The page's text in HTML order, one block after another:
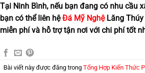
Tại Ninh Bình, nếu bạn đang có nhu cầu
bạn có thể liên hệĐá Mỹ NghệLăng
miễn phí và hỗ trợ tận nơi với chi phí tốt
Bài viết này được đăng trong Tổng Hợp Kiến Thức